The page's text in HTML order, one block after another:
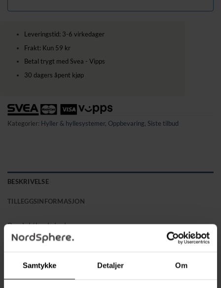
Samtykke Detaljer Om
Leveringstid: 3-6 virkedager
Frakt: Kun 59 kr
Betal trygt med Svea - Vipps
30 dagers åpent kjøp
Kategorier: Hyller & hyllesystemer, Oppbevaring, Siste tilbud
BESKRIVELSE
TILLEGGSINFORMASJON
Produktbeskrivelse
8 plasthetter medfølger for å beskytte både deg og gulvet